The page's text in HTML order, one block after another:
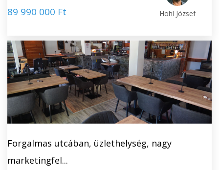
89 990 000 Ft Hohl József
Forgalmas utcában, üzlethelység, nagy
marketingfel...